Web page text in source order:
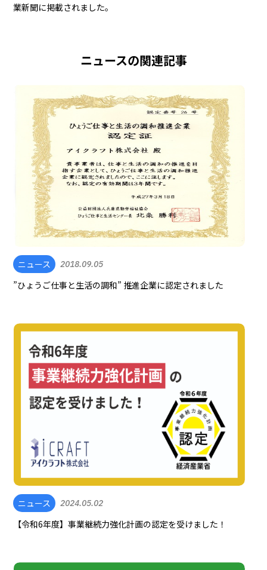
業新聞に掲載されました。
ニュースの関連記事
ニュース 2018.09.05
”ひょうご仕事と生活の調和” 推進企業に認定されました
ニュース 2024.05.02
【令和6年度】事業継続力強化計画の認定を受けました！